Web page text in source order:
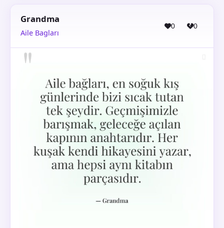
Grandma
Aile Bagları
0 0